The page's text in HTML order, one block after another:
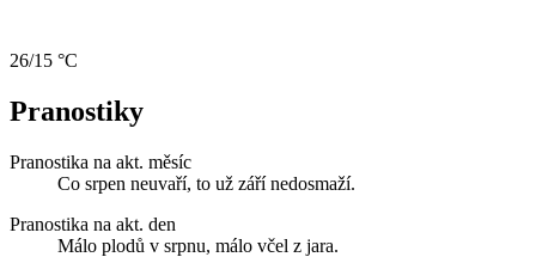
26/15 °C
Pranostiky
Pranostika na akt. měsíc
Co srpen neuvaří, to už září nedosmaží.
Pranostika na akt. den
Málo plodů v srpnu, málo včel z jara.